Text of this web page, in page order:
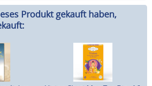
Produkt gekauft haben,